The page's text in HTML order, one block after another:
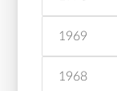
1969
1968